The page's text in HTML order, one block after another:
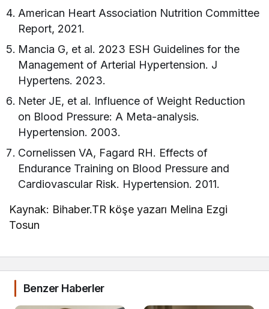
American Heart Association Nutrition Committee
Report, 2021.
Mancia G, et al. 2023 ESH Guidelines for the
Management of Arterial Hypertension. J
Hypertens. 2023.
Neter JE, et al. Influence of Weight Reduction
on Blood Pressure: A Meta-analysis.
Hypertension. 2003.
Cornelissen VA, Fagard RH. Effects of
Endurance Training on Blood Pressure and
Cardiovascular Risk. Hypertension. 2011.
Kaynak: Bihaber.TR köşe yazarı Melina Ezgi
Tosun
Benzer Haberler